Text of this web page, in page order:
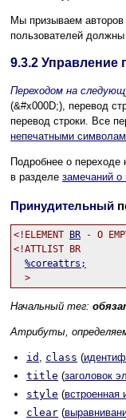
Мы призываем авторов
пользователей
9.3.2 Управление
Переходом на
(&#x000D;), перевод
перевод строки. Все
непечатными
Подробнее о переходе
в разделе замечаний о
Принудительный
<!ELEMENT BR - O
<!ATTLIST BR
%coreattrs;
Начальный тег:
Атрибуты,
id , class (
title (заголовок
style (встроенная
clear (